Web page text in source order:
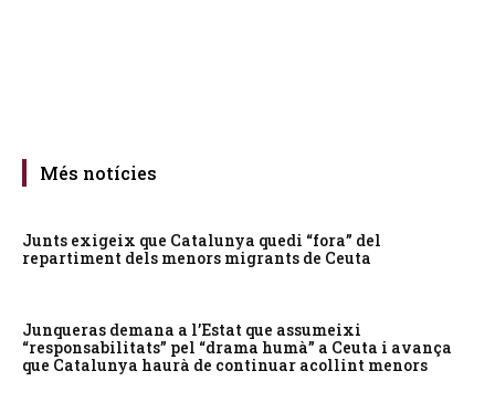
Més notícies
Junts exigeix que Catalunya quedi “fora” del
repartiment dels menors migrants de Ceuta
Junqueras demana a l’Estat que assumeixi
“responsabilitats” pel “drama humà” a Ceuta i avança
que Catalunya haurà de continuar acollint menors